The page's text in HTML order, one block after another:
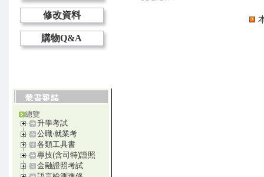
修改資料
購物Q&A
總覽
升學考試
公職‧就業考
各類工具書
專技(含司特)證照
金融證照考試